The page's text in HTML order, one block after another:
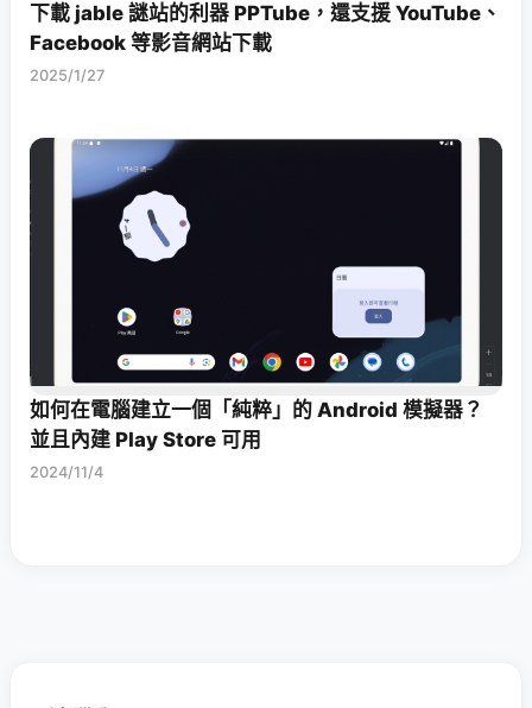
下載 jable 謎站的利器 PPTube，還支援 YouTube、
Facebook 等影音網站下載
2025/1/27
如何在電腦建立一個「純粹」的 Android 模擬器？
並且內建 Play Store 可用
2024/11/4